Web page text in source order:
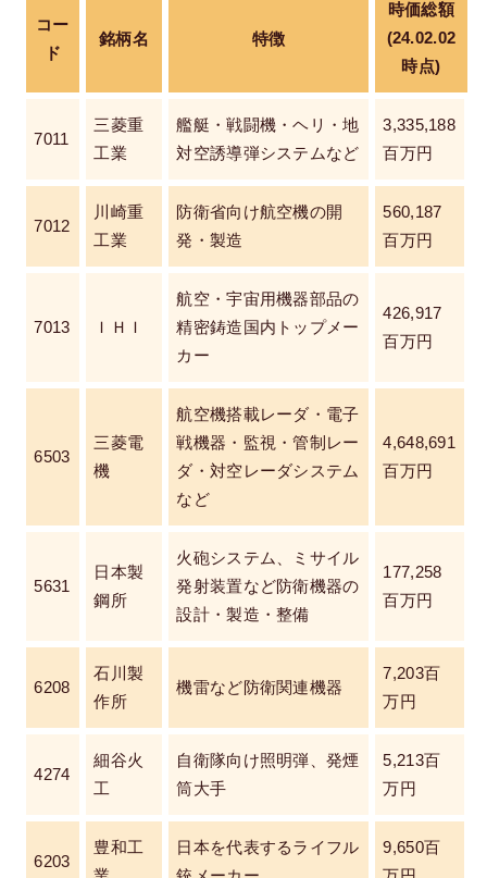
コー
ド
銘柄名 特徴
時価総額
(24.02.02
時点)
7011
三菱重
工業
艦艇・戦闘機・ヘリ・地
対空誘導弾システムなど
3,335,188
百万円
7012
川崎重
工業
防衛省向け航空機の開
発・製造
560,187
百万円
7013 ＩＨＩ
航空・宇宙用機器部品の
精密鋳造国内トップメー
カー
426,917
百万円
6503
三菱電
機
航空機搭載レーダ・電子
戦機器・監視・管制レー
ダ・対空レーダシステム
など
4,648,691
百万円
5631
日本製
鋼所
火砲システム、ミサイル
発射装置など防衛機器の
設計・製造・整備
177,258
百万円
6208
石川製
作所
機雷など防衛関連機器
7,203百
万円
4274
細谷火
工
自衛隊向け照明弾、発煙
筒大手
5,213百
万円
6203
豊和工
日本を代表するライフル
9,650百